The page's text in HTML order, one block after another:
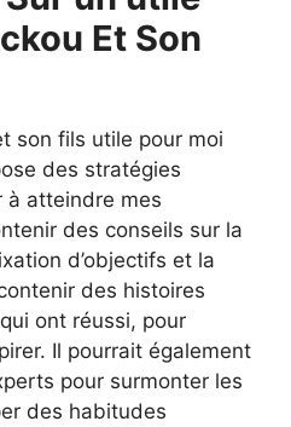
Et Son
son fils utile pour moi
des stratégies
à atteindre mes
des conseils sur la
d’objectifs et la
des histoires
ont réussi, pour
Il pourrait également
pour surmonter les
des habitudes